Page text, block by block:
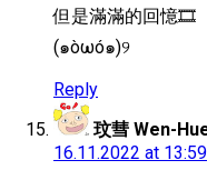
但是滿滿的回憶🎞
(๑òωó๑)୨
Reply
玟彗 Wen-
16.11.2022 at 13:59